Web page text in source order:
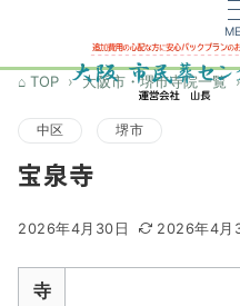
TOP 大阪市・堺市寺院一覧
中区 堺市
宝泉寺
2026年4月30日 2026年4月
寺